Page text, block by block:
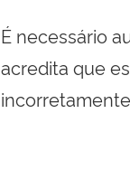
É necessário
acredita que